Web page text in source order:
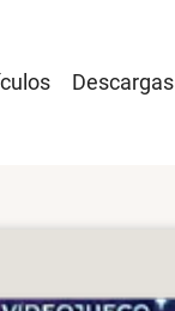
Descargas